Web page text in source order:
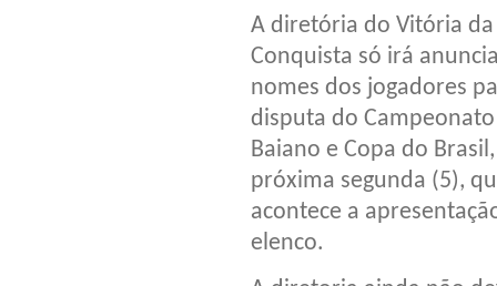
A diretória do Vitória da
Conquista só irá
nomes dos jogadores
disputa do Campeonato
Baiano e Copa do
próxima segunda (5),
acontece a
elenco.